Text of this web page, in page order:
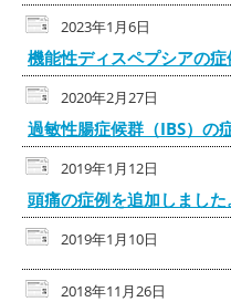
2023年1月6日
機能性ディスペプシアの症
2020年2月27日
過敏性腸症候群（IBS）の
2019年1月12日
頭痛の症例を追加しました
2019年1月10日
2018年11月26日